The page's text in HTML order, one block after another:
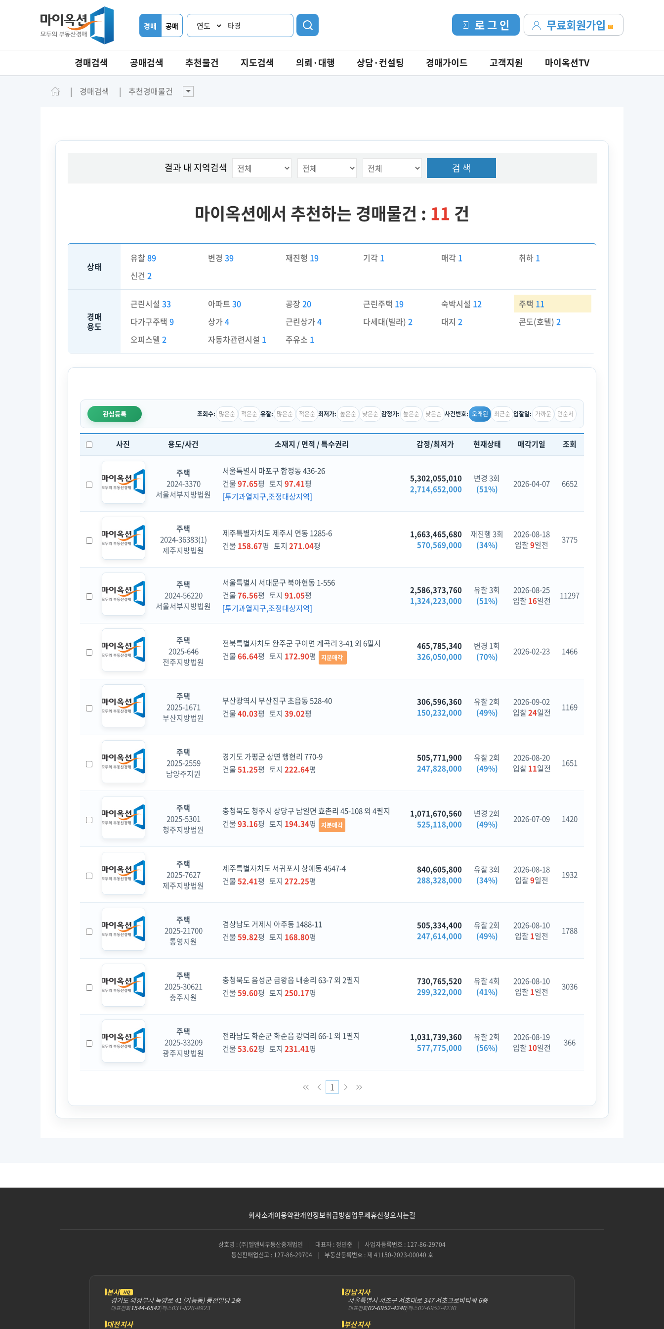
경매 공매 타경 무료회원가입
로 그 인
경매검색 공매검색 추천물건 지도검색 의뢰·대행 상담·컨설팅 경매가이드 고객지원 마이옥션TV
경매검색 추천경매물건
결과 내 지역검색 검 색
마이옥션에서 추천하는 경매물건 : 11 건
상태
유찰 89 변경39 재진행 19 기각 1 매각 1 취하 1
신건 2
경매
용도
근린시설 33 아파트30 공장20 근린주택 19 숙박시설 12 주택 11
다가구주택 9 상가4 근린상가4 다세대(빌라)2 대지 2 콘도(호텔) 2
오피스텔 2 자동차관련시설 1 주유소 1
관심등록 조회수: 많은순 적은순 유찰: 많은순 적은순 최저가: 높은순 낮은순 감정가: 높은순 낮은순 사건번호: 오래된 최근순 입찰일: 가까운 먼순서
사진 용도/사건 소재지 / 면적 / 특수권리 감정/최저가 현재상태 매각기일 조회
주택
2024-3370
서울서부지방법원
서울특별시 마포구 합정동 436-26
건물97.65평 토지 97.41평
[투기과열지구,조정대상지역]
5,302,055,010
2,714,652,000
변경 3회
(51%)
2026-04-07 6652
주택
2024-36383(1)
제주지방법원
제주특별자치도 제주시 연동 1285-6
건물 158.67평 토지 271.04평
1,663,465,680
570,569,000
재진행 3회
(34%)
2026-08-18
입찰9일전 3775
주택
2024-56220
서울서부지방법원
서울특별시 서대문구 북아현동 1-556
건물76.56평 토지 91.05평
[투기과열지구,조정대상지역]
2,586,373,760
1,324,223,000
유찰 3회
(51%)
2026-08-25
입찰16일전 11297
주택
2025-646
전주지방법원
전북특별자치도 완주군 구이면 계곡리 3-41 외 6필지
건물66.64평 토지 172.90평 지분매각
465,785,340
326,050,000
변경 1회
(70%)
2026-02-23 1466
주택
2025-1671
부산지방법원
부산광역시 부산진구 초읍동 528-40
건물40.03평 토지 39.02평
306,596,360
150,232,000
유찰 2회
(49%)
2026-09-02
입찰24일전 1169
주택
2025-2559
남양주지원
경기도 가평군 상면 행현리 770-9
건물51.25평 토지 222.64평
505,771,900
247,828,000
유찰 2회
(49%)
2026-08-20
입찰11일전 1651
주택
2025-5301
청주지방법원
충청북도 청주시 상당구 남일면 효촌리 45-108 외 4필지
건물93.16평 토지 194.34평 지분매각
1,071,670,560
525,118,000
변경 2회
(49%)
2026-07-09 1420
주택
2025-7627
제주지방법원
제주특별자치도 서귀포시 상예동 4547-4
건물52.41평 토지 272.25평
840,605,800
288,328,000
유찰 3회
(34%)
2026-08-18
입찰9일전 1932
주택
2025-21700
통영지원
경상남도 거제시 아주동 1488-11
건물59.82평 토지 168.80평
505,334,400
247,614,000
유찰 2회
(49%)
2026-08-10
입찰1일전 1788
주택
2025-30621
충주지원
충청북도 음성군 금왕읍 내송리 63-7 외 2필지
건물59.60평 토지 250.17평
730,765,520
299,322,000
유찰 4회
(41%)
2026-08-10
입찰1일전 3036
주택
2025-33209
광주지방법원
전라남도 화순군 화순읍 광덕리 66-1 외 1필지
건물53.62평 토지 231.41평
1,031,739,360
577,775,000
유찰 2회
(56%)
2026-08-19
입찰10일전 366
1
회사소개이용약관개인정보취급방침업무제휴신청오시는길
상호명 : (주)엘앤씨부동산중개법인 | 대표자 : 정민준 |
사업자등록번호 : 127-86-29704
통신판매업신고 : 127-86-29704
| 부동산등록번호 : 제 41150-2023-00040 호
본사 HQ
경기도 의정부시 녹양로 41 (가능동) 풍전빌딩 2층
대표전화1544-6542|팩스031-826-8923
강남지사
서울특별시 서초구 서초대로 347 서초크로바타워 6층
대표전화02-6952-4240|팩스02-6952-4230
대전지사 부산지사